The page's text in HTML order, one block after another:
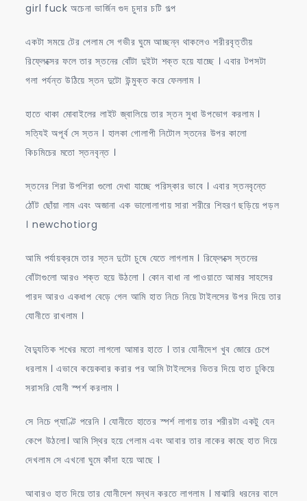
girl fuck অচেনা ভার্জিন গুদ চুদার চটি গল্প
একটা সময়ে টের পেলাম সে গভীর ঘুমে আচ্ছন্ন থাকলেও শরীরবৃত্তীয়
রিফ্লেক্সের ফলে তার স্তনের বোঁটা দুইটা শক্ত হয়ে যাচ্ছে । এবার টপসটা
গলা পর্যন্ত উঠিয়ে স্তন দুটো উন্মুক্ত করে ফেললাম ।
হাতে থাকা মোবাইলের লাইট জ্বালিয়ে তার স্তন সুধা উপভোগ করলাম ।
সত্যিই অপূর্ব সে স্তন । হালকা গোলাপী নিটোল স্তনের উপর কালো
কিচমিচের মতো স্তনবৃন্ত ।
স্তনের শিরা উপশিরা গুলো দেখা যাচ্ছে পরিস্কার ভাবে । এবার স্তনবৃন্তে
ঠোঁট ছোঁয়া লাম এবং অজানা এক ভালোলাগায় সারা শরীরে শিহরণ ছড়িয়ে পড়ল
। newchotiorg
আমি পর্যায়ক্রমে তার স্তন দুটো চুষে যেতে লাগলাম । রিফ্লেক্সে স্তনের
বোঁটাগুলো আরও শক্ত হয়ে উঠলো । কোন বাধা না পাওয়াতে আমার সাহসের
পারদ আরও একধাপ বেড়ে গেল আমি হাত নিচে নিয়ে টাইলসের উপর দিয়ে তার
যোনীতে রাখলাম ।
বৈদ্যুতিক শখের মতো লাগলো আমার হাতে । তার যোনীদেশ খুব জোরে চেপে
ধরলাম । এভাবে কয়েকবার করার পর আমি টাইলসের ভিতর দিয়ে হাত ঢুকিয়ে
সরাসরি যোনী স্পর্শ করলাম ।
সে নিচে প্যাণ্টি পরেনি । যোনীতে হাতের স্পর্শ লাগায় তার শরীরটা একটু যেন
কেপে উঠলো। আমি স্থির হয়ে গেলাম এবং আবার তার নাকের কাছে হাত দিয়ে
দেখলাম সে এখনো ঘুমে কাঁদা হয়ে আছে ।
আবারও হাত দিয়ে তার যোনীদেশ মন্থন করতে লাগলাম । মাঝারি ধরনের বালে